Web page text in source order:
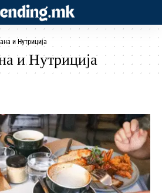
и Нутриција
и Нутриција